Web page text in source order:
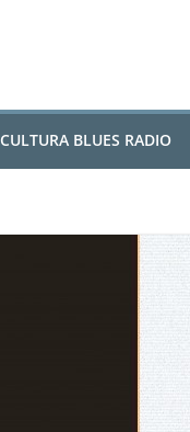
CULTURA BLUES RADIO